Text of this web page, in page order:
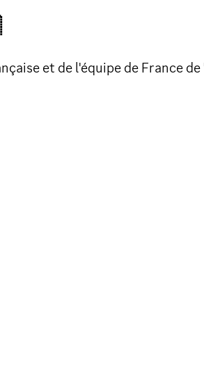
et de l'équipe de France de